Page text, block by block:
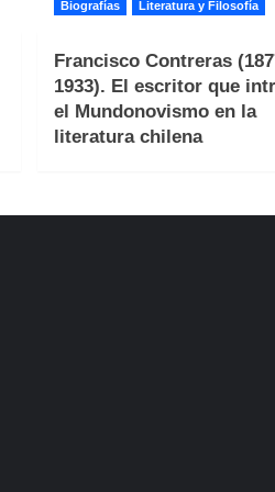
Biografías Literatura y Filosofía
Francisco Contreras
1933). El escritor que
el Mundonovismo en la
literatura chilena